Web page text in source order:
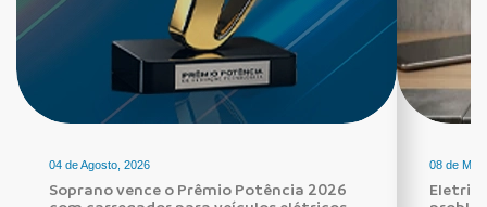
04 de Agosto, 2026
Soprano vence o Prêmio Potência 2026
08 de